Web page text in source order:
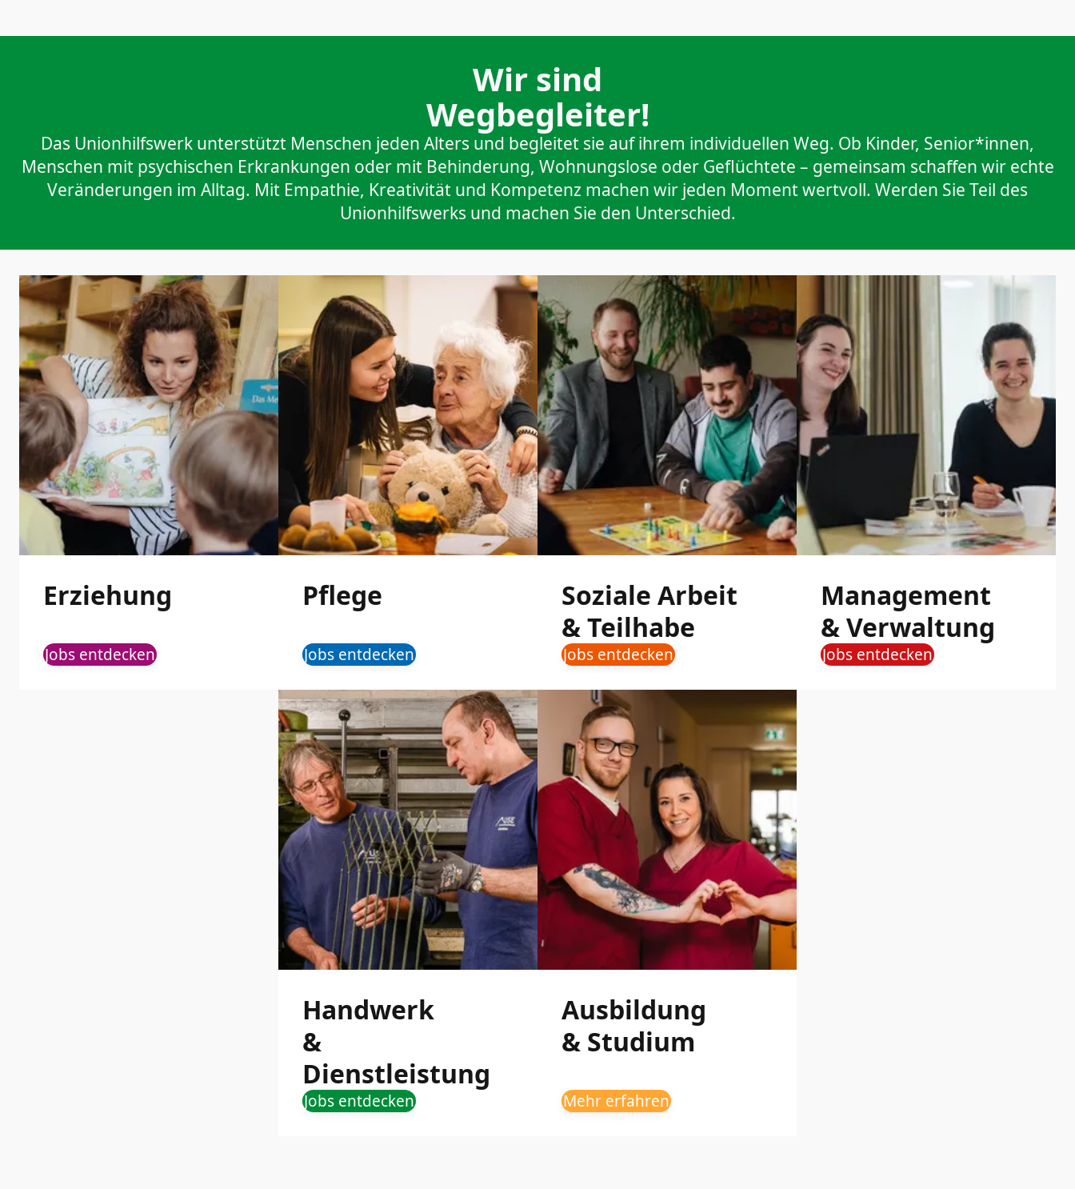
Wir sind
Wegbegleiter!
Das Unionhilfswerk unterstützt Menschen jeden Alters und begleitet sie auf ihrem individuellen Weg. Ob Kinder, Senior*innen,
Menschen mit psychischen Erkrankungen oder mit Behinderung, Wohnungslose oder Geflüchtete – gemeinsam schaffen wir echte
Veränderungen im Alltag. Mit Empathie, Kreativität und Kompetenz machen wir jeden Moment wertvoll. Werden Sie Teil des
Unionhilfswerks und machen Sie den Unterschied.
Erziehung
Jobs entdecken
Pflege
Jobs entdecken
Soziale Arbeit
& Teilhabe
Jobs entdecken
Management
& Verwaltung
Jobs entdecken
Handwerk
&
Dienstleistung
Jobs entdecken
Ausbildung
& Studium
Mehr erfahren